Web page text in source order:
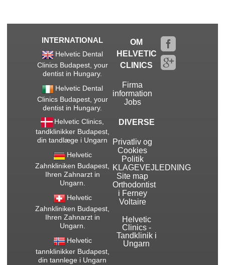
INTERNATIONAL
Helvetic Dental
Clinics Budapest, your
dentist in Hungary.
Helvetic Dental
Clinics Budapest, your
dentist in Hungary.
Helvetic Clinics,
tandklinikker Budapest,
din tandlæge i Ungarn
Helvetic
Zahnkliniken Budapest,
Ihren Zahnarzt in
Ungarn.
Helvetic
Zahnkliniken Budapest,
Ihren Zahnarzt in
Ungarn.
Helvetic
tannklinikker Budapest,
din tannlege i Ungarn
OM
HELVETIC
CLINICS
Firma
information
Jobs
DIVERSE
Privatliv og
Cookies
Politik
KLAGEVEJLEDNING
Site map
Orthodontist
i Ferney
Voltaire
Helvetic
Clinics -
Tandklinik i
Ungarn